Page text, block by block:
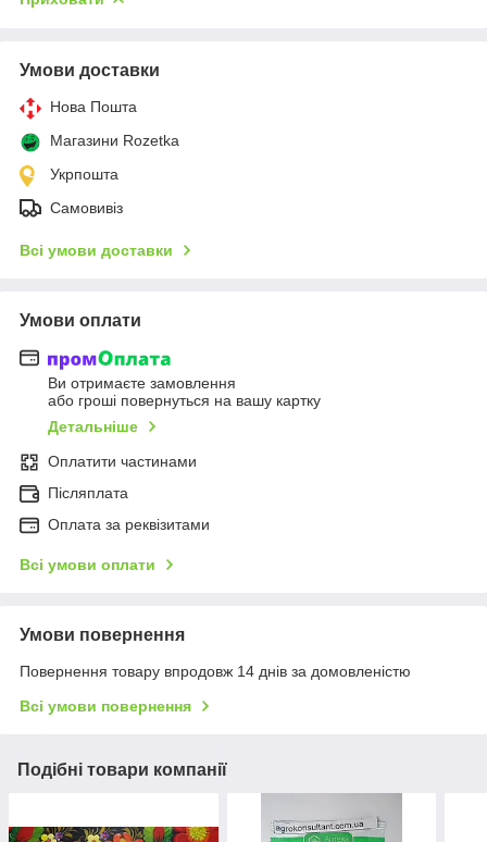
Умови доставки
Нова Пошта
Магазини Rozetka
Укрпошта
Самовивіз
Всі умови доставки
Умови оплати
Ви отримаєте замовлення
або гроші повернуться на вашу картку
Детальніше
Оплатити частинами
Післяплата
Оплата за реквізитами
Всі умови оплати
Умови повернення
Повернення товару впродовж 14 днів за домовленістю
Всі умови повернення
Подібні товари компанії